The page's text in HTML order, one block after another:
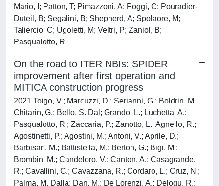
Mario, I; Patton, T; Pimazzoni, A; Poggi, C; Pouradier-
Duteil, B; Segalini, B; Shepherd, A; Spolaore, M;
Taliercio, C; Ugoletti, M; Veltri, P; Zaniol, B;
Pasqualotto, R
On the road to ITER NBIs: SPIDER
improvement after first operation and
MITICA construction progress
2021 Toigo, V.; Marcuzzi, D.; Serianni, G.; Boldrin, M.;
Chitarin, G.; Bello, S. Dal; Grando, L.; Luchetta, A.;
Pasqualotto, R.; Zaccaria, P.; Zanotto, L.; Agnello, R.;
Agostinetti, P.; Agostini, M.; Antoni, V.; Aprile, D.;
Barbisan, M.; Battistella, M.; Berton, G.; Bigi, M.;
Brombin, M.; Candeloro, V.; Canton, A.; Casagrande,
R.; Cavallini, C.; Cavazzana, R.; Cordaro, L.; Cruz, N.;
Palma, M. Dalla; Dan, M.; De Lorenzi, A.; Delogu, R.;